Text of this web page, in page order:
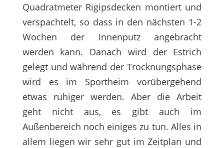
Quadratmeter Rigipsdecken montiert und
verspachtelt, so dass in den nächsten 1-2
Wochen der Innenputz angebracht
werden kann. Danach wird der Estrich
gelegt und während der Trocknungsphase
wird es im Sportheim vorübergehend
etwas ruhiger werden. Aber die Arbeit
geht nicht aus, es gibt auch im
Außenbereich noch einiges zu tun. Alles in
allem liegen wir sehr gut im Zeitplan und